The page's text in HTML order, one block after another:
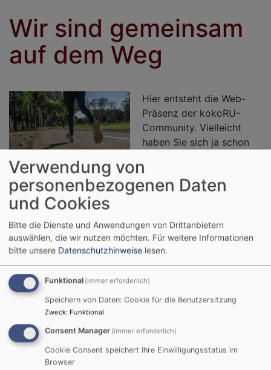
Wir sind gemeinsam
auf dem Weg
Hier entsteht die Web-
Präsenz der kokoRU-
Community. Vielleicht
haben Sie sich ja schon
Projekts gewundert
"Kilometer 10".
Möglicherweise waren Sie noch mehr über den
blühenden Krokusse überrascht.
Für Marathonläufer ist der "Kilometer 10" ein wichtiger
Meilenstein! Er markiert den ersten großen Abschnitt,
der geschafft ist. Die Läufer: innen können jetzt
abschätzen, wie gut sie bisher ihre Kraft und Energie
eingesetzt haben, was sie brauchen und vielleicht
verändern müssen, um "the long distance" zu
bewältigen. Es ist der Punkt, an dem manche
Verwendung von
personenbezogenen Daten
und Cookies
Bitte die Dienste und Anwendungen von Drittanbietern
auswählen, die wir nutzen möchten. Für weitere Informationen
bitte unsere Datenschutzhinweise lesen.
Funktional (immer erforderlich)
Speichern von Daten: Cookie für die Benutzersitzung
Zweck: Funktional
Consent Manager (immer erforderlich)
Cookie Consent speichert Ihre Einwilligungsstatus im
Browser